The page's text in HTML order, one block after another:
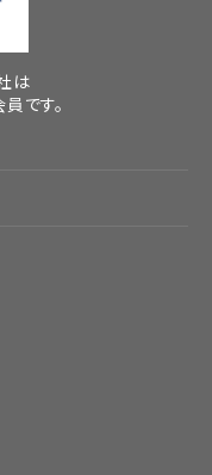
は
です。